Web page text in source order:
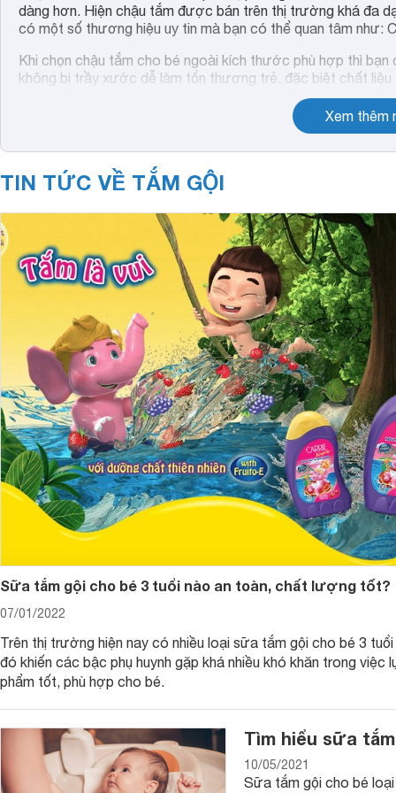
dàng hơn. Hiện chậu tắm được bán trên thị trường khá đa
có một số thương hiệu uy tin mà bạn có thể quan tâm như:
Khi chọn chậu tắm cho bé ngoài kích thước phù hợp thì
không bị trầy xước dễ làm tổn thương trẻ, đặc biệt chất
Xem thêm
TIN TỨC VỀ TẮM GỘI
Sữa tắm gội cho bé 3 tuổi nào an toàn, chất lượng tốt?
07/01/2022
Trên thị trường hiện nay có nhiều loại sữa tắm gội cho bé 3
đó khiến các bậc phụ huynh gặp khá nhiều khó khăn trong việc
phẩm tốt, phù hợp cho bé.
Tìm hiểu sữa
10/05/2021
Sữa tắm gội cho bé